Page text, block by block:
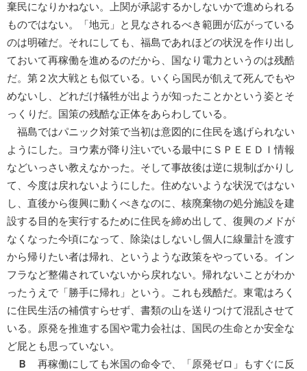
棄民になりかねない。上関が承認するかしないかで進められる
ものではない。「地元」と見なされるべき範囲が広がっている
のは明確だ。それにしても、福島であれほどの状況を作り出し
ておいて再稼働を進めるのだから、国なり電力というのは残酷
だ。第２次大戦とも似ている。いくら国民が飢えて死んでもや
めないし、どれだけ犠牲が出ようが知ったことかという姿とそ
っくりだ。国策の残酷な正体をあらわしている。
福島ではパニック対策で当初は意図的に住民を逃げられない
ようにした。ヨウ素が降り注いでいる最中にＳＰＥＥＤＩ情報
などいっさい教えなかった。そして事故後は逆に規制ばかりし
て、今度は戻れないようにした。住めないような状況ではない
し、直後から復興に動くべきなのに、核廃棄物の処分施設を建
設する目的を実行するために住民を締め出して、復興のメドが
なくなった今頃になって、除染はしないし個人に線量計を渡す
から帰りたい者は帰れ、というような政策をやっている。イン
フラなど整備されていないから戻れない。帰れないことがわか
ったうえで「勝手に帰れ」という。これも残酷だ。東電はろく
に住民生活の補償すらせず、書類の山を送りつけて混乱させて
いる。原発を推進する国や電力会社は、国民の生命とか安全な
ど屁とも思っていない。
Ｂ
再稼働にしても米国の命令で、「原発ゼロ」もすぐに反